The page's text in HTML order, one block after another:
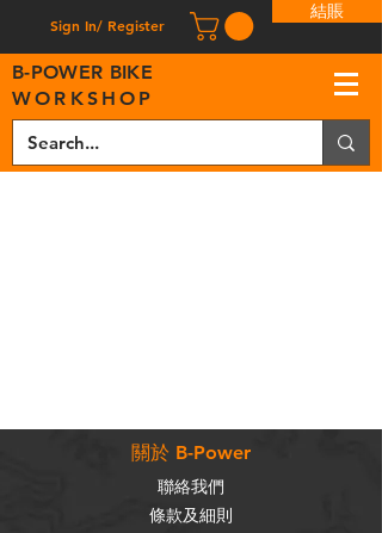
Sign In/ Register
結賬
B-POWER BIKE
WORKSHOP
關於 B-Power
聯絡我們
條款及細則